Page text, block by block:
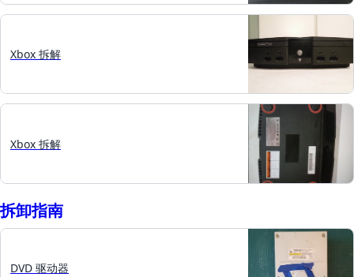
Xbox 拆解
Xbox 拆解
拆卸指南
DVD 驱动器